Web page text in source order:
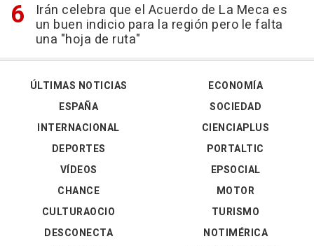
Irán celebra que el Acuerdo de La Meca es
un buen indicio para la región pero le falta
una "hoja de ruta"
ÚLTIMAS NOTICIAS
ESPAÑA
INTERNACIONAL
DEPORTES
VÍDEOS
ECONOMÍA
SOCIEDAD
CIENCIAPLUS
PORTALTIC
EPSOCIAL
CHANCE
CULTURAOCIO
DESCONECTA
MOTOR
TURISMO
NOTIMÉRICA